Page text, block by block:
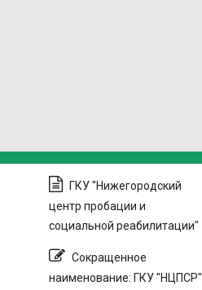
ГКУ "Нижегородский
центр пробации и
социальной реабилитации"
Сокращенное
наименование: ГКУ "НЦПСР"